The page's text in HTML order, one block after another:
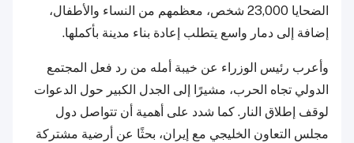
الضحايا 23,000 شخص، معظمهم من النساء والأطفال،
إضافة إلى دمار واسع يتطلب إعادة بناء مدينة بأكملها.
وأعرب رئيس الوزراء عن خيبة أمله من رد فعل المجتمع
الدولي تجاه الحرب، مشيرًا إلى الجدل الكبير حول الدعوات
لوقف إطلاق النار. كما شدد على أهمية أن تتواصل دول
مجلس التعاون الخليجي مع إيران، بحثًا عن أرضية مشتركة